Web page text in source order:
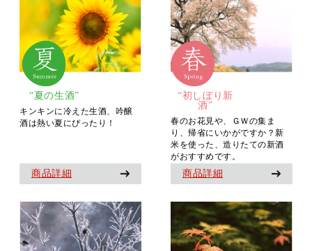
“初しぼり新
酒”
春のお花見や、ＧＷの集ま
り、帰省にいかがですか？新
米を使った、造りたての新酒
がおすすめです。
商品詳細
“夏の生酒”
キンキンに冷えた生酒、吟醸
酒は熱い夏にぴったり！
商品詳細